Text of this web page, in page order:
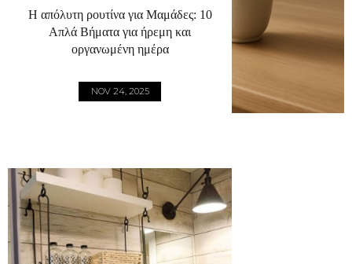
Η απόλυτη ρουτίνα για Μαμάδες: 10
Απλά Βήματα για ήρεμη και
οργανωμένη ημέρα
NOV 24, 2025